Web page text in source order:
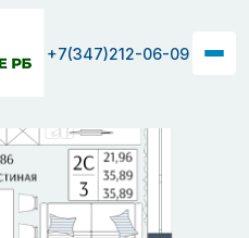
+7(347)212-06-09